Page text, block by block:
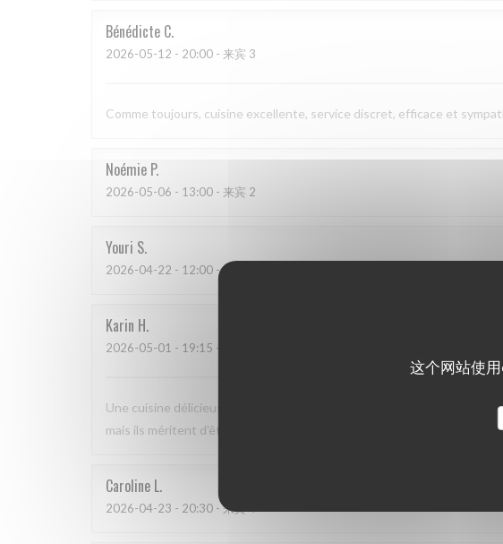
这个网站使
Bénédicte C
2026-05-12 - 20:00 - 来宾 3
Comme toujours, cuisine excellente, service discret, efficace et
Noémie P
2026-05-06 - 13:00 - 来宾 2
Youri S
2026-04-22 - 12:00 - 来宾 2
Karin H
2026-05-01 - 19:15 - 来宾 3
Une cuisine délicieuse et pleine de saveurs, avec un accueil et un
mais ils méritent d'être plus connus car nous nous sommes régalés !
Caroline L
2026-04-23 - 20:30 - 来宾 4